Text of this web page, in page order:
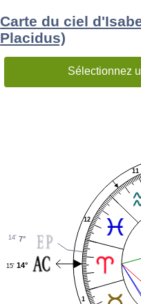
Carte du ciel
Placidus)
Sélectionnez
1
11
12
7°
14'
14°
15'